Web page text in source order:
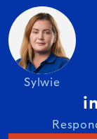
Sylwie